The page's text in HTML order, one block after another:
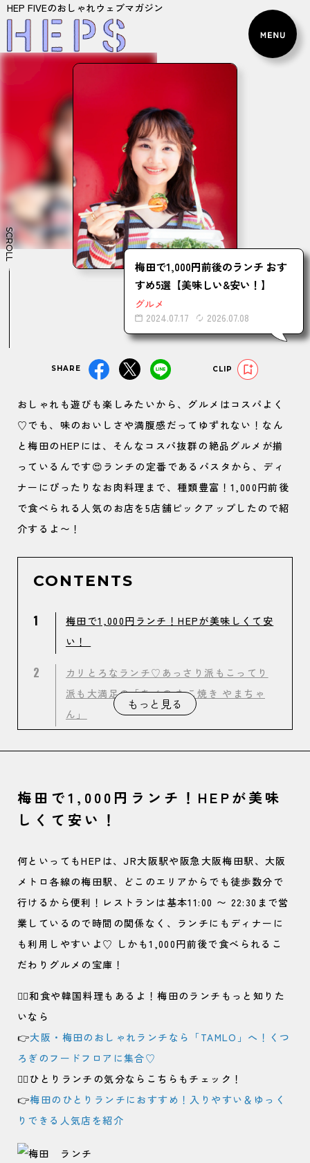
HEP FIVEのおしゃれウェブマガジン
梅田で1,000円前後のランチ おす
すめ5選【美味しい&安い！】
グルメ
2024.07.17
2026.07.08
SCROLL
SHARE CLIP
おしゃれも遊びも楽しみたいから、グルメはコスパよく
♡でも、味のおいしさや満腹感だってゆずれない！なん
と梅田のHEPには、そんなコスパ抜群の絶品グルメが揃
っているんです😍ランチの定番であるパスタから、ディ
ナーにぴったりなお肉料理まで、種類豊富！1,000円前後
で食べられる人気のお店を5店舗ピックアップしたので紹
介するよ〜！
CONTENTS
1
梅田で1,000円ランチ！HEPが美味しくて安
い！
2
カリとろなランチ♡あっさり派もこってり
派も大満足の「あべの たこ焼き やまちゃ
ん」
4
お肉の旨味をがっつり味わえる！ソースと
の相性も抜群な「ハンバーグキッチン マル
もっと見る
梅田で1,000円ランチ！HEPが美味
しくて安い！
何といってもHEPは、JR大阪駅や阪急大阪梅田駅、大阪
メトロ各線の梅田駅、どこのエリアからでも徒歩数分で
行けるから便利！レストランは基本11:00 〜 22:30まで営
業しているので時間の関係なく、ランチにもディナーに
も利用しやすいよ♡ しかも1,000円前後で食べられるこ
だわりグルメの宝庫！
💁‍♀️和食や韓国料理もあるよ！梅田のランチもっと知りた
いなら
👉大阪・梅田のおしゃれランチなら「TAMLO」へ！くつ
ろぎのフードフロアに集合♡
💁‍♀️ひとりランチの気分ならこちらもチェック！
👉梅田のひとりランチにおすすめ！入りやすい＆ゆっく
りできる人気店を紹介